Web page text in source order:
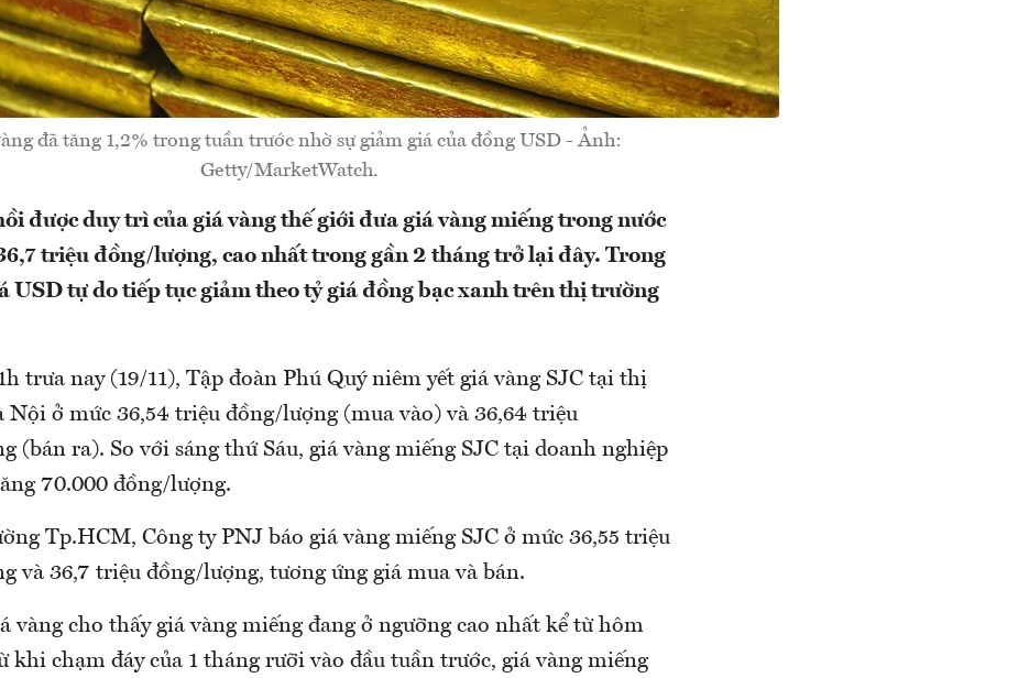
đã tăng 1,2% trong tuần trước nhờ sự giảm giá của đồng USD - Ảnh:
Getty/MarketWatch.
được duy trì của giá vàng thế giới đưa giá vàng miếng trong nước
triệu đồng/lượng, cao nhất trong gần 2 tháng trở lại đây. Trong
USD tự do tiếp tục giảm theo tỷ giá đồng bạc xanh trên thị trường
trưa nay (19/11), Tập đoàn Phú Quý niêm yết giá vàng SJC tại thị
Nội ở mức 36,54 triệu đồng/lượng (mua vào) và 36,64 triệu
(bán ra). So với sáng thứ Sáu, giá vàng miếng SJC tại doanh nghiệp
70.000 đồng/lượng.
Tp.HCM, Công ty PNJ báo giá vàng miếng SJC ở mức 36,55 triệu
và 36,7 triệu đồng/lượng, tương ứng giá mua và bán.
vàng cho thấy giá vàng miếng đang ở ngưỡng cao nhất kể từ hôm
khi chạm đáy của 1 tháng rưỡi vào đầu tuần trước, giá vàng miếng